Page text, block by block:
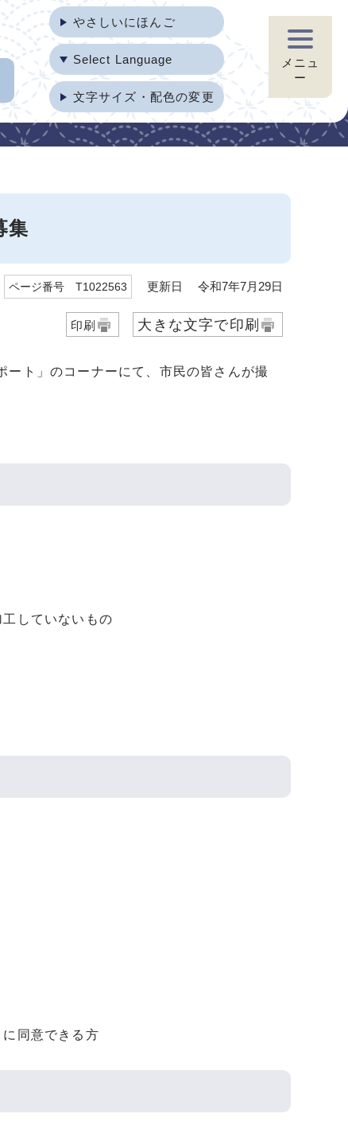
やさしいにほんご
Select Language
文字サイズ・配色の変更
メニュ
ー
集
ページ番号 T1022563 更新日 令和7年7月29日
印刷 大きな文字で印刷
ト」のコーナーにて、市民の皆さんが撮
していないもの
同意できる方